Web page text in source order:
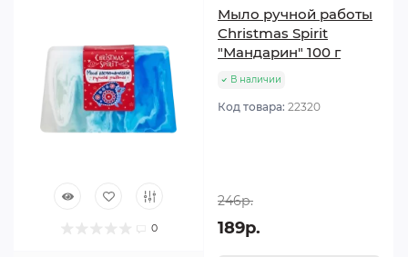
0
Мыло ручной работы
Christmas Spirit
"Мандарин" 100 г
В наличии
Код товара: 22320
246р.
189р.